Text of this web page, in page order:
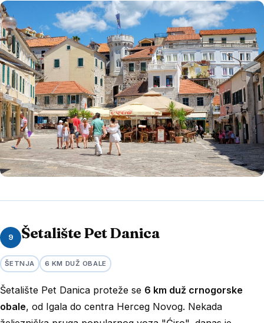
9 Šetalište Pet Danica
ŠETNJA 6 KM DUŽ OBALE
Šetalište Pet Danica proteže se 6 km duž crnogorske
obale, od Igala do centra Herceg Novog. Nekada